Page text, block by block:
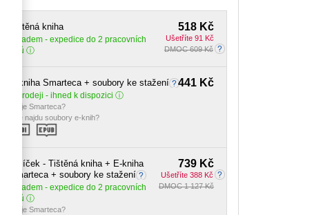
518 Kč
Ušetříte 91 Kč
DMOC 609 Kč
Tištěná kniha
Skladem - expedice do 2 pracovních
dnů
441 Kč
E-kniha Smarteca + soubory ke stažení
V prodeji - ihned k dispozici
Co je Smarteca?
Kde najdu soubory e-knih?
739 Kč
Ušetříte 388 Kč
DMOC 1 127 Kč
Balíček - Tištěná kniha + E-kniha
Smarteca + soubory ke stažení
Skladem - expedice do 2 pracovních
dnů
Co je Smarteca?